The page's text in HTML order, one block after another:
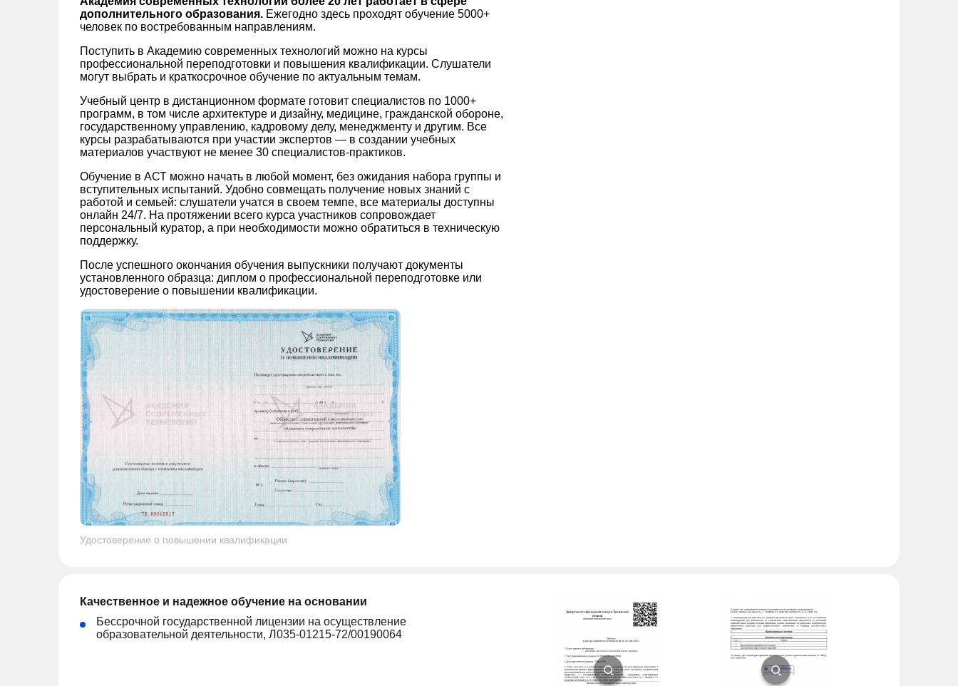
дополнительного образования. Ежегодно здесь проходят обучение 5000+
человек по востребованным направлениям.
Поступить в Академию современных технологий можно на курсы
профессиональной переподготовки и повышения квалификации. Слушатели
могут выбрать и краткосрочное обучение по актуальным темам.
Учебный центр в дистанционном формате готовит специалистов по 1000+
программ, в том числе архитектуре и дизайну, медицине, гражданской обороне,
государственному управлению, кадровому делу, менеджменту и другим. Все
курсы разрабатываются при участии экспертов — в создании учебных
материалов участвуют не менее 30 специалистов-практиков.
Обучение в АСТ можно начать в любой момент, без ожидания набора группы и
вступительных испытаний. Удобно совмещать получение новых знаний с
работой и семьей: слушатели учатся в своем темпе, все материалы доступны
онлайн 24/7. На протяжении всего курса участников сопровождает
персональный куратор, а при необходимости можно обратиться в техническую
поддержку.
После успешного окончания обучения выпускники получают документы
установленного образца: диплом о профессиональной переподготовке или
удостоверение о повышении квалификации.
Удостоверение о повышении квалификации
Качественное и надежное обучение на основании
Бессрочной государственной лицензии на осуществление
образовательной деятельности, Л035-01215-72/00190064